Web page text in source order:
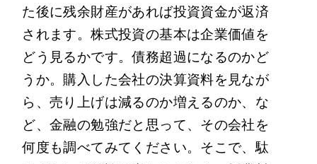
た後に残余財産があれば投資資金が返済
されます。株式投資の基本は企業価値を
どう見るかです。債務超過になるのかど
うか。購入した会社の決算資料を見なが
ら、売り上げは減るのか増えるのか、な
ど、金融の勉強だと思って、その会社を
何度も調べてみてください。そこで、駄